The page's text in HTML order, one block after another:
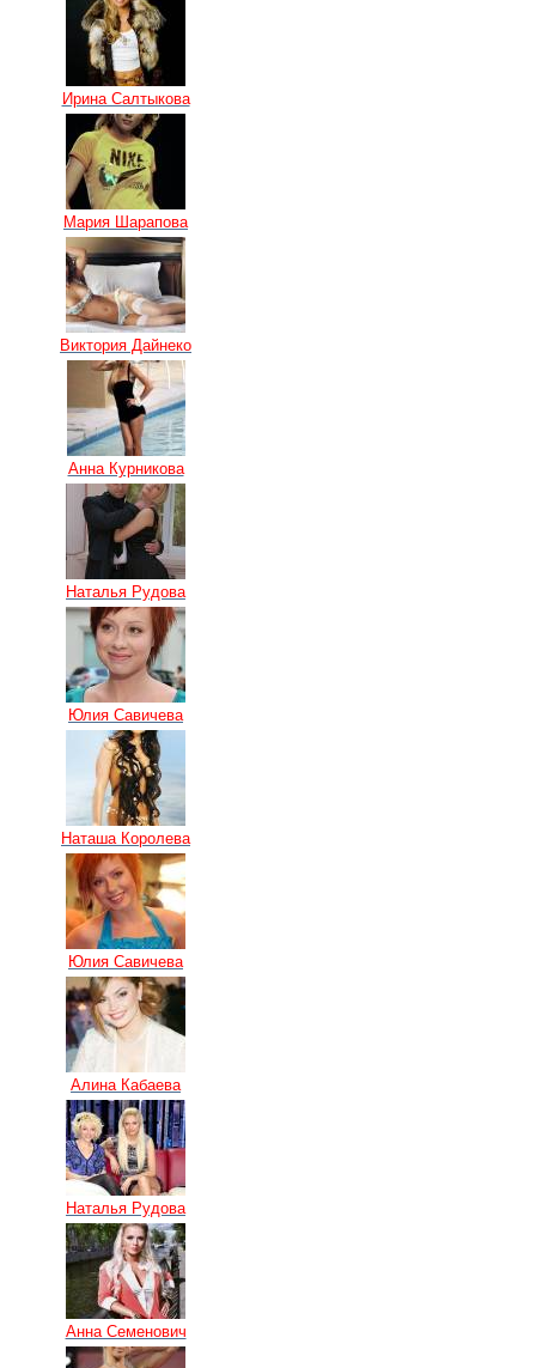
Ирина Салтыкова
Мария Шарапова
Виктория Дайнеко
Анна Курникова
Наталья Рудова
Юлия Савичева
Наташа Королева
Юлия Савичева
Алина Кабаева
Наталья Рудова
Анна Семенович